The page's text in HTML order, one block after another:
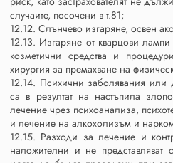
случаите, посочени в т.81;
12.12. Слънчево изгаряне, освен
12.13. Изгаряне от кварцови
козметични средства и
хирургия за премахване на
12.14. Психични заболявания или
са в резултат на настъпила
лечение чрез психоанализа,
и лечение на алкохолизъм и
12.15. Разходи за лечение и
наложителни и не